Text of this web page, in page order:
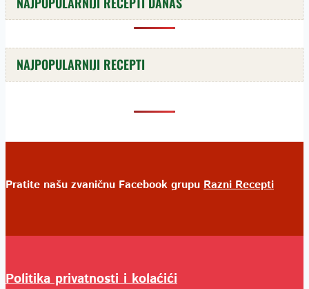
NAJPOPULARNIJI RECEPTI
Pratite našu zvaničnu Facebook grupu Razni Recepti
Politika privatnosti i kolaćići